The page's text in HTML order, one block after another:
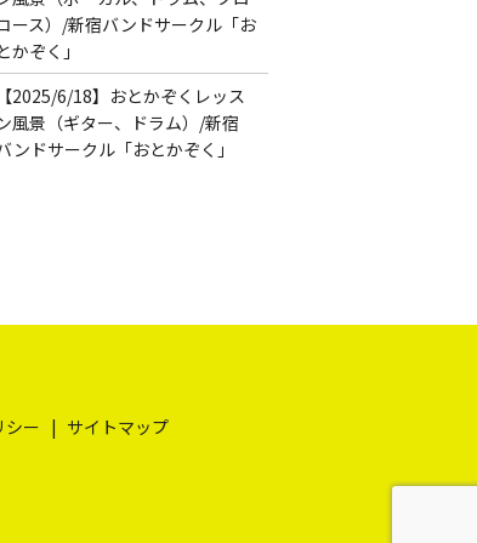
ース）/新宿バンドサークル「お
かぞく」
【2025/6/18】おとかぞくレッス
風景（ギター、ドラム）/新宿
ンドサークル「おとかぞく」
シー サイトマップ